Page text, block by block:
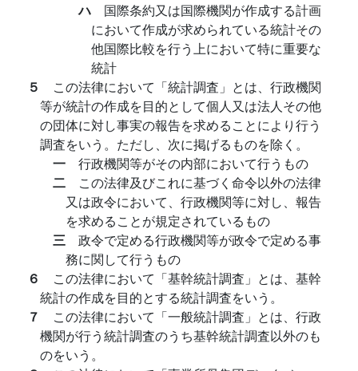
ハ 国際条約又は国際機関が作成する計画
において作成が求められている統計その
他国際比較を行う上において特に重要な
統計
５ この法律において「統計調査」とは、行政機関
等が統計の作成を目的として個人又は法人その他
の団体に対し事実の報告を求めることにより行う
調査をいう。ただし、次に掲げるものを除く。
一 行政機関等がその内部において行うもの
二 この法律及びこれに基づく命令以外の法律
又は政令において、行政機関等に対し、報告
を求めることが規定されているもの
三 政令で定める行政機関等が政令で定める事
務に関して行うもの
６ この法律において「基幹統計調査」とは、基幹
統計の作成を目的とする統計調査をいう。
７ この法律において「一般統計調査」とは、行政
機関が行う統計調査のうち基幹統計調査以外のも
のをいう。